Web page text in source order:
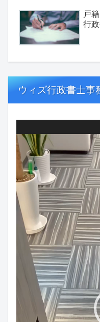
戸
行
ウィズ行政書士事
画
プ
レ
ー
ヤ
ー